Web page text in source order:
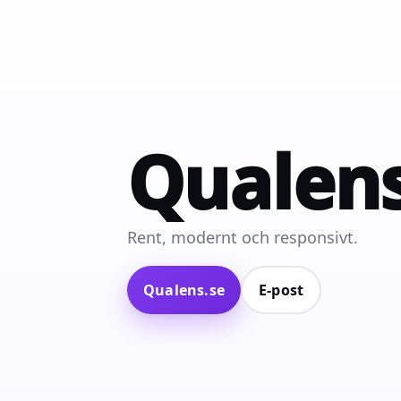
Rent, modernt och responsivt.
Qualens.se E‑post